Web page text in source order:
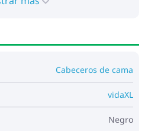
30 cm
IP: IP65
CC de 5 V, pero la fuente
de 5 V no está
Cabeceros de cama
vidaXL
Negro